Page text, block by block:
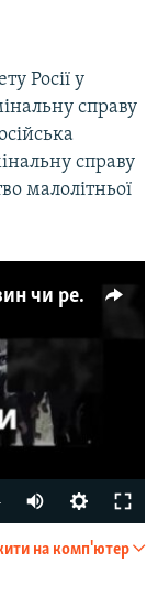
720p
1080p
Росії у
справу
справу
малолітньої
Маленький Муса: жертва обставин чи режиму? (відео)
на комп'ютер